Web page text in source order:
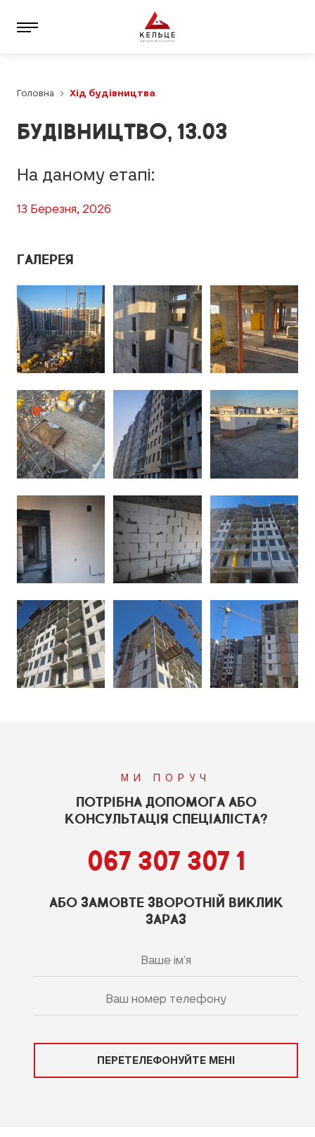
Головна Хід будівництва
БУДІВНИЦТВО, 13.03
На даному етапі:
13 Березня, 2026
ГАЛЕРЕЯ
МИ ПОРУЧ
ПОТРІБНА ДОПОМОГА АБО
КОНСУЛЬТАЦІЯ СПЕЦІАЛІСТА?
067 307 307 1
АБО ЗАМОВТЕ ЗВОРОТНІЙ ВИКЛИК
ЗАРАЗ
ПЕРЕТЕЛЕФОНУЙТЕ МЕНІ